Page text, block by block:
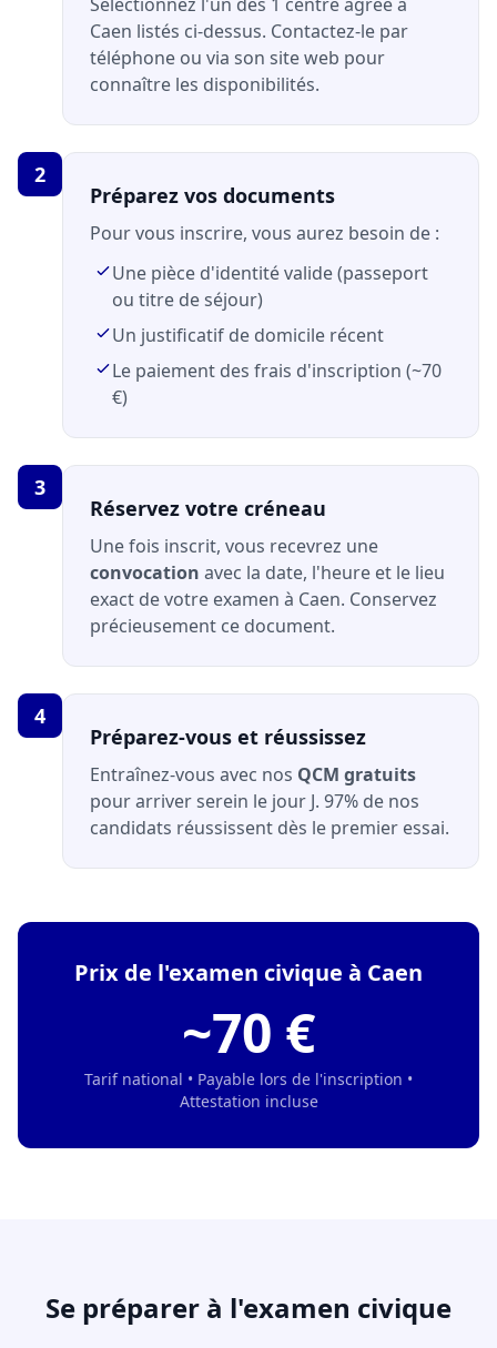
Caen listés ci-dessus. Contactez-le par
téléphone ou via son site web pour
connaître les disponibilités.
2
Préparez vos documents
Pour vous inscrire, vous aurez besoin de :
Une pièce d'identité valide (passeport
ou titre de séjour)
Un justificatif de domicile récent
Le paiement des frais d'inscription (~70
€)
3
Réservez votre créneau
Une fois inscrit, vous recevrez une
convocation avec la date, l'heure et le lieu
exact de votre examen à Caen. Conservez
précieusement ce document.
4
Préparez-vous et réussissez
Entraînez-vous avec nos QCM gratuits
pour arriver serein le jour J. 97% de nos
candidats réussissent dès le premier essai.
Prix de l'examen civique à Caen
~70 €
Tarif national • Payable lors de l'inscription •
Attestation incluse
Se préparer à l'examen civique